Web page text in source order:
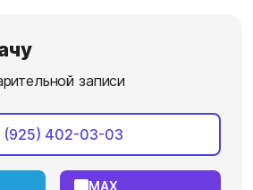
записи
(925) 402-03-03
MAX